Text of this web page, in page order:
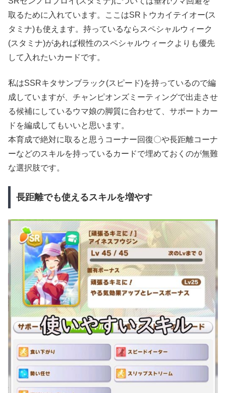
取るために入れています。ここはSRトウカイテイオー(ス
タミナ)も使えます。持っているならスペシャルウィーク
(スタミナ)があれば根性のスペシャルウィークよりも優先
して入れたいカードです。
私はSSRキタサンブラック(スピード)を持っているので編
成していますが、チャンピオンズミーティングで出走させ
る候補にしているウマ娘の脚質に合わせて、サポートカー
ドを編成してもいいと思います。
本育成で絶対に取ると思うコーナー回復〇や長距離コーナ
ーなどのスキルを持っているカードで埋めておくのが無難
な選択肢です。
長距離でも使えるスキルを増やす